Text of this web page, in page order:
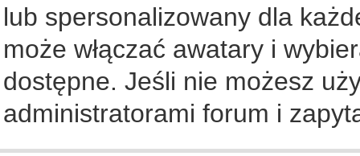
lub spersonalizowany dla
może włączać awatary i
dostępne. Jeśli nie możesz
administratorami forum i